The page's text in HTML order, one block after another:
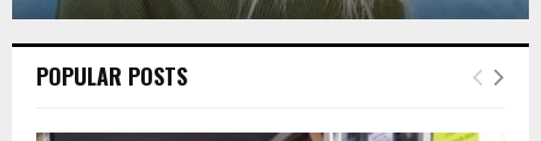
POPULAR POSTS